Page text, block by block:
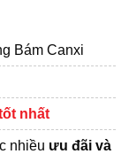
Bám Canxi
nhất
nhiều ưu đãi và